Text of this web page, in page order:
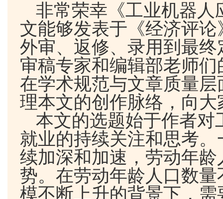
非常荣幸《工业机器人
文能够发表于《经济评论
外审、返修、录用到最
审稿专家和编辑部老师
在学术规范与文章质量
理本文的创作脉络，向
本文的选题始于作者对
就业的持续关注和思考
续加深和加速，劳动年
势。在劳动年龄人口数
模不断上升的背景下，